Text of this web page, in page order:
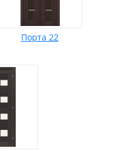
Порта 22